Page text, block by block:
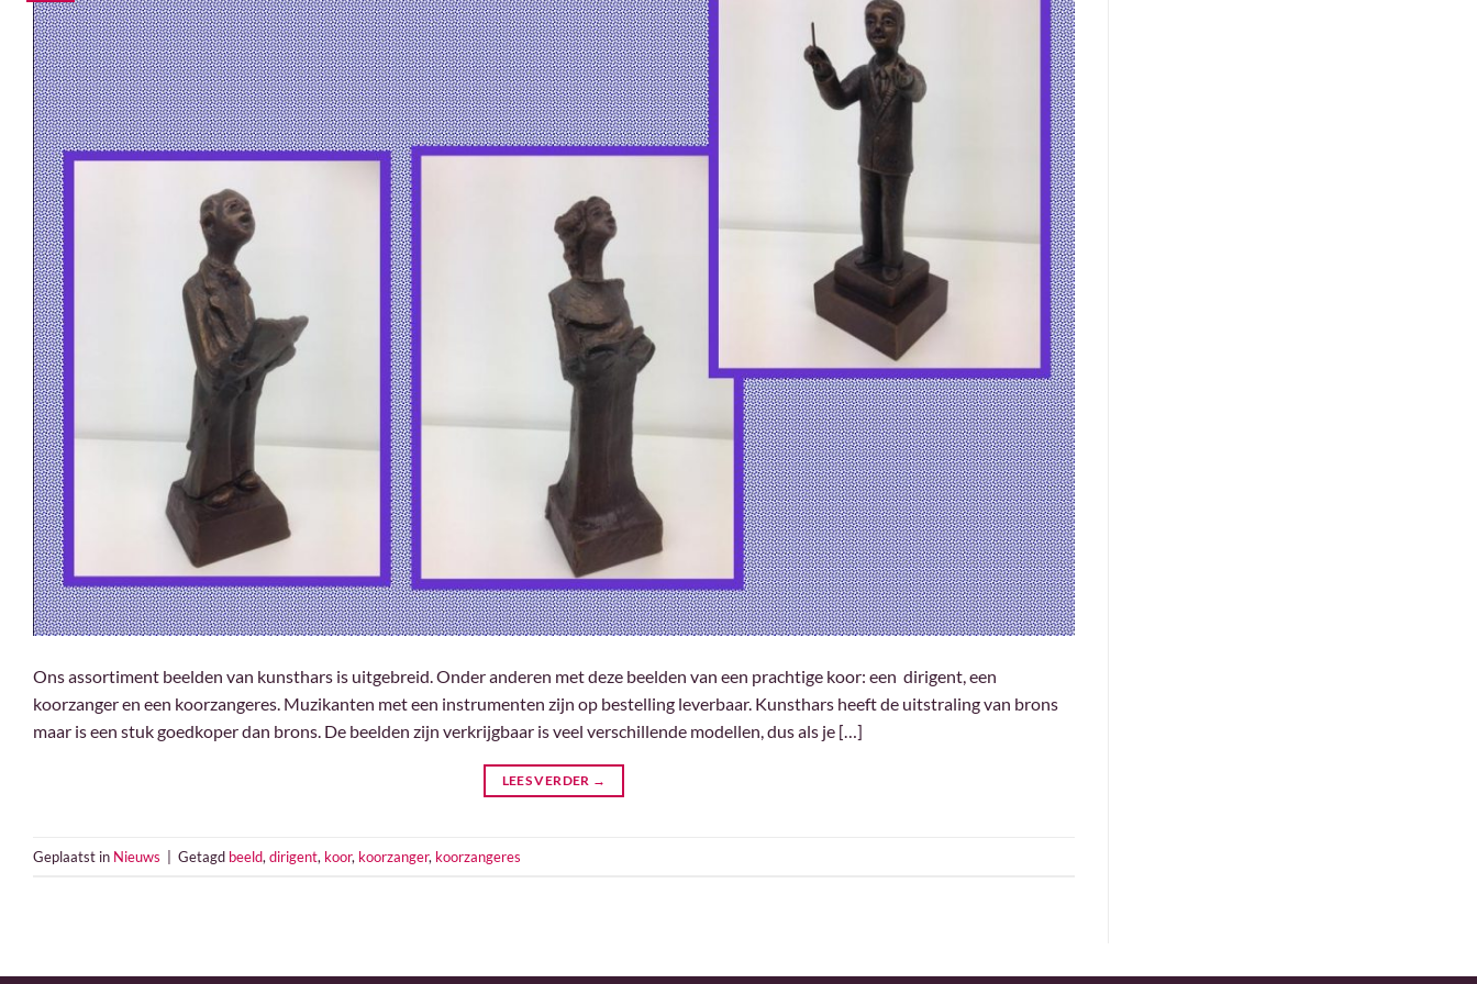
Ons assortiment beelden van kunsthars is uitgebreid. Onder anderen met deze beelden van een prachtige koor: een dirigent, een
koorzanger en een koorzangeres. Muzikanten met een instrumenten zijn op bestelling leverbaar. Kunsthars heeft de uitstraling van brons
maar is een stuk goedkoper dan brons. De beelden zijn verkrijgbaar is veel verschillende modellen, dus als je […]
LEES VERDER →
Geplaatst in Nieuws | Getagd beeld, dirigent, koor, koorzanger, koorzangeres